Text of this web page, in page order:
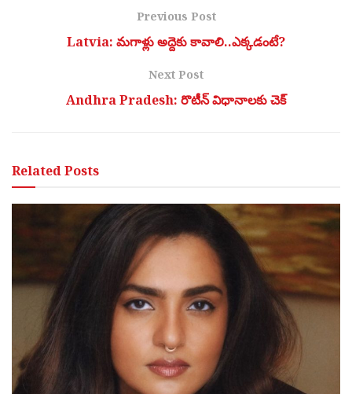
Previous Post
Latvia: మగాళ్లు అద్దెకు కావాలి..ఎక్కడంటే?
Next Post
Andhra Pradesh: రొటీన్ విధానాలకు చెక్
RelatedPosts